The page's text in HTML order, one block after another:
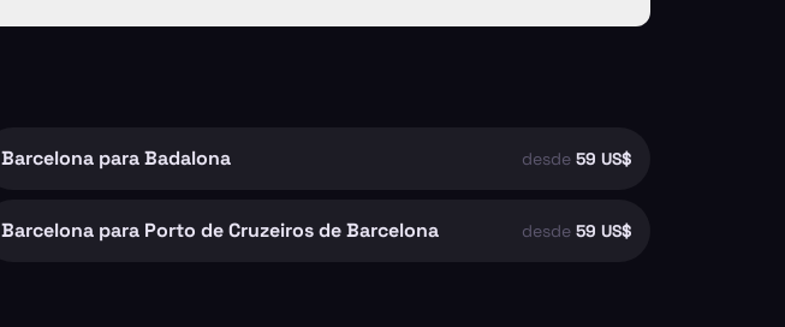
Barcelona para Badalona desde 59 US$
Barcelona para Porto de Cruzeiros de Barcelona desde 59 US$